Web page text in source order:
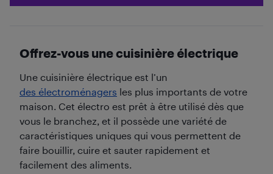
Offrez-vous une cuisinière électrique
Une cuisinière électrique est l’un
des électroménagers les plus importants de votre
maison. Cet électro est prêt à être utilisé dès que
vous le branchez, et il possède une variété de
caractéristiques uniques qui vous permettent de
faire bouillir, cuire et sauter rapidement et
facilement des aliments.